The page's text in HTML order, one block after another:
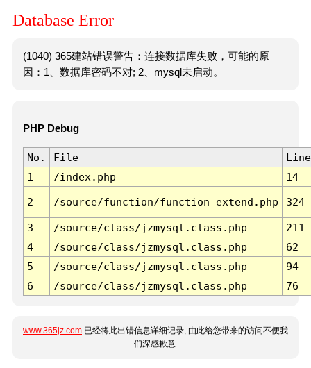
Database Error
(1040) 365建站错误警告：连接数据库失败，可能的原
因：1、数据库密码不对; 2、mysql未启动。
PHP Debug
No. File
Line
1
/index.php 14
2 /source/function/function_extend.php 324
3 /source/class/jzmysql.class.php
211
4
/source/class/jzmysql.class.php
62
5
/source/class/jzmysql.class.php
94
6
/source/class/jzmysql.class.php 76
www.365jz.com 已经将此出错信息详细记录, 由此给您带来的访问不便我
们深感歉意.